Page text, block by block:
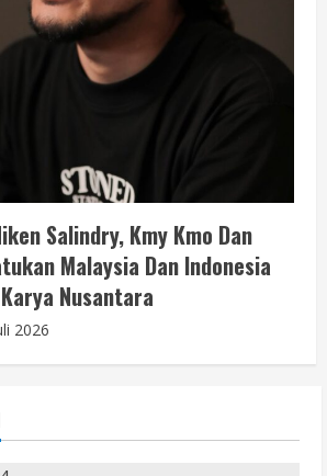
Salindry, Kmy Kmo Dan
Malaysia Dan Indonesia
Nusantara
2026